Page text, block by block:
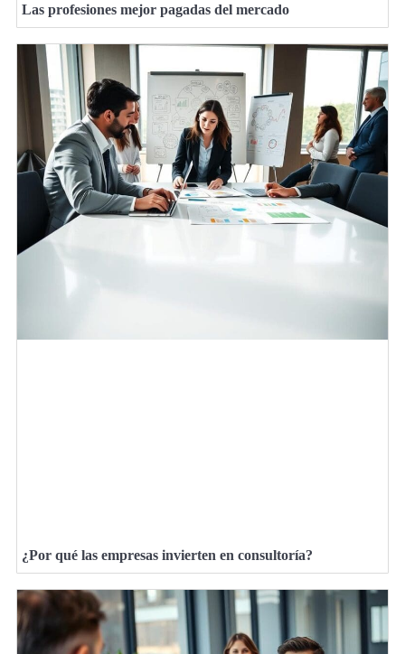
Las profesiones mejor pagadas del mercado
¿Por qué las empresas invierten en consultoría?